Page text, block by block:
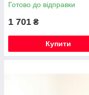
Готово до відправки
1 701 ₴
Купити